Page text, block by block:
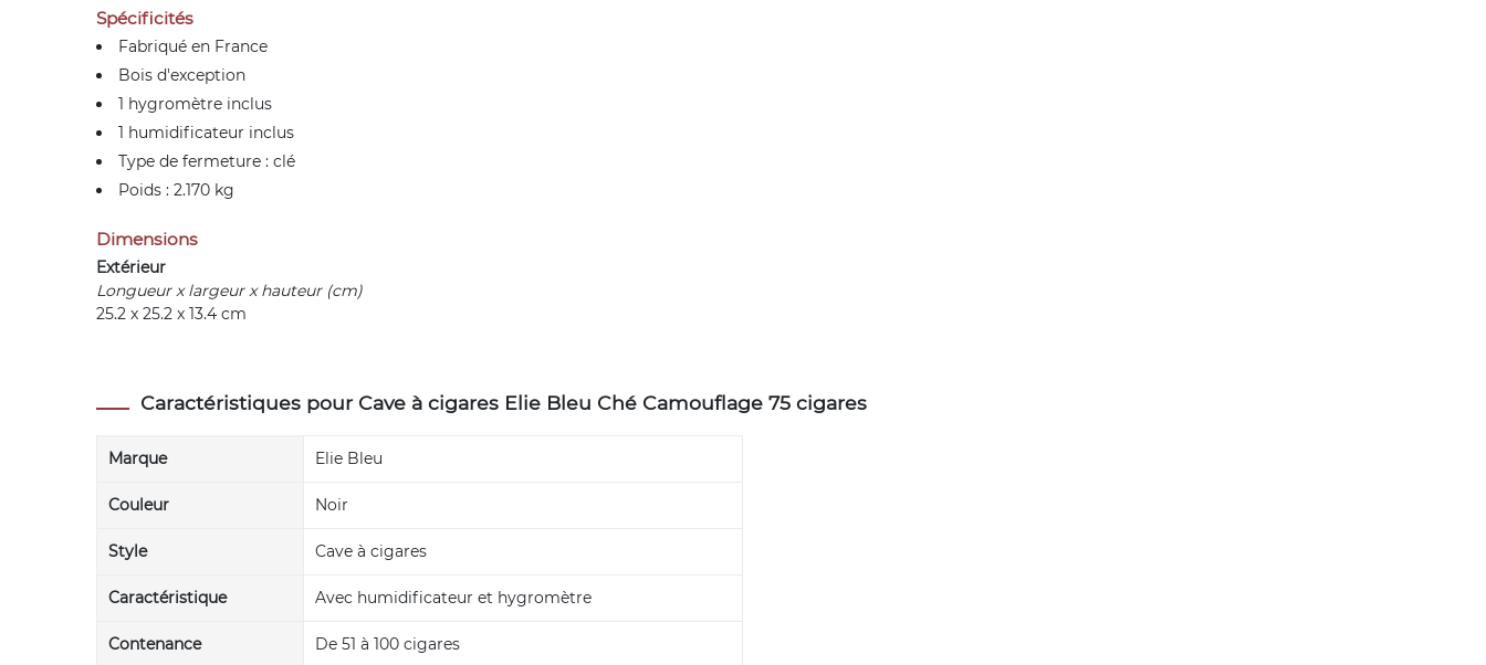
Spécificités
Fabriqué en France
Bois d'exception
1 hygromètre inclus
1 humidificateur inclus
Type de fermeture : clé
Poids : 2.170 kg
Dimensions
Extérieur
Longueur x largeur x hauteur (cm)
25.2 x 25.2 x 13.4 cm
Caractéristiques pour Cave à cigares Elie Bleu Ché Camouflage 75 cigares
Marque Elie Bleu
Couleur Noir
Style Cave à cigares
Caractéristique Avec humidificateur et hygromètre
Contenance De 51 à 100 cigares